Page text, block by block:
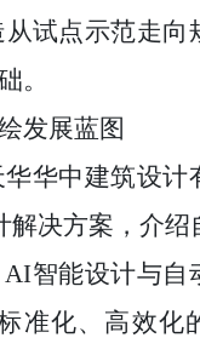
试点示范走向
。
发展蓝图
华中建筑设计
解决方案，介绍
AI智能设计与自
准化、高效化